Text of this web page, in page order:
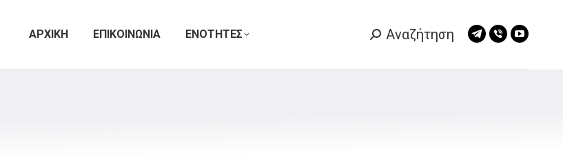
ΑΡΧΙΚΗ ΕΠΙΚΟΙΝΩΝΙΑ ΕΝΟΤΗΤΕΣ Search:
Αναζήτηση
Telegram
Viber